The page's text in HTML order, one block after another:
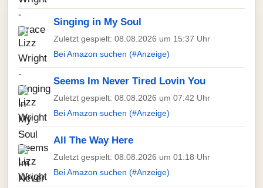
Singing in My Soul
Zuletzt gespielt: 08.08.2026 um 15:37 Uhr
Bei Amazon suchen (#Anzeige)
Seems Im Never Tired Lovin You
Zuletzt gespielt: 08.08.2026 um 07:42 Uhr
Bei Amazon suchen (#Anzeige)
All The Way Here
Zuletzt gespielt: 08.08.2026 um 01:18 Uhr
Bei Amazon suchen (#Anzeige)